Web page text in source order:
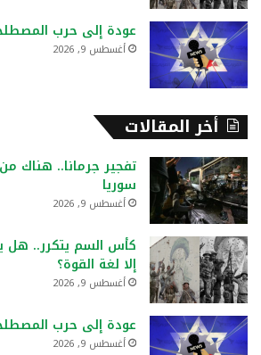
عودة إلى حرب
أغسطس 9, 2026
أخر المقالات
تفجير جرمانا.. هناك
سوريا
أغسطس 9, 2026
كأس السم يتكرر.. هل
إلا لغة القوة؟
أغسطس 9, 2026
عودة إلى حرب
أغسطس 9, 2026